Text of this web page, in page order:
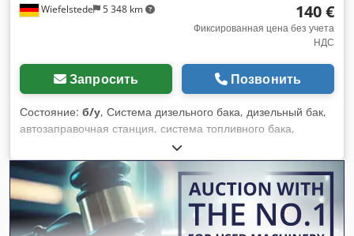
Wiefelstede 5 348 km 140 €
Фиксированная цена без учета
НДС
Запросить Позвонить
Состояние: б/у, Система дизельного бака, дизельный бак,
автозаправочная станция, система топливного бака,
топливный бак, бензобак -Дизельный бак: топливный бак,
универсальное использование Cedpfx Aaeitt Sdsrorf
-Вместимость: около 45 литров -Бак: размер 620/220/H330
мм -общий размер: 660/220/H610 мм -пустой вес: 11,7 кг